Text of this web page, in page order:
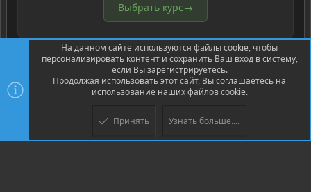
Выбрать курс→
Community platform by XenForo ® © 2010-2026 XenForo Ltd.
© Jason Axelrod of 8WAYRUN
На данном сайте используются файлы cookie, чтобы
персонализировать контент и сохранить Ваш вход в систему,
если Вы зарегистрируетесь.
Продолжая использовать этот сайт, Вы соглашаетесь на
использование наших файлов cookie.
Принять Узнать больше....